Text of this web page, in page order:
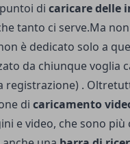
di caricare delle
tanto ci serve.Ma
è dedicato solo a
da chiunque voglia
registrazione) .
di caricamento
e video, che sono più